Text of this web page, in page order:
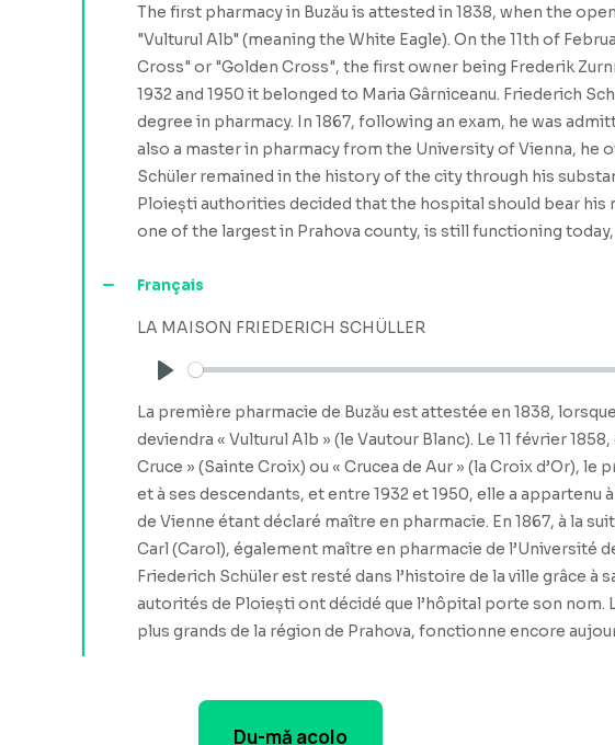
The first pharmacy in Buzău is attested in 1838, when the
"Vulturul Alb" (meaning the White Eagle). On the 11th of
Cross" or "Golden Cross", the first owner being Frederik
1932 and 1950 it belonged to Maria Gârniceanu. Friederich
degree in pharmacy. In 1867, following an exam, he was
also a master in pharmacy from the University of Vienna, he
Schüler remained in the history of the city through his
Ploiești authorities decided that the hospital should bear his
one of the largest in Prahova county, is still functioning
Français
LA MAISON FRIEDERICH SCHÜLLER
Play
La première pharmacie de Buzău est attestée en 1838,
deviendra « Vulturul Alb » (le Vautour Blanc). Le 11 février
Cruce » (Sainte Croix) ou « Crucea de Aur » (la Croix d’Or),
et à ses descendants, et entre 1932 et 1950, elle a appartenu
de Vienne étant déclaré maître en pharmacie. En 1867, à la
Carl (Carol), également maître en pharmacie de l’Université
Friederich Schüler est resté dans l’histoire de la ville grâce
autorités de Ploiești ont décidé que l’hôpital porte son nom.
plus grands de la région de Prahova, fonctionne encore
Du-mă acolo